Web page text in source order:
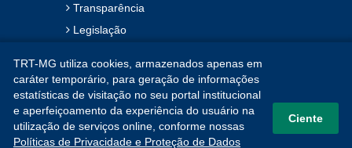
Transparência
Legislação
Contato
Mapa do Site
TRT-MG utiliza cookies, armazenados apenas em
caráter temporário, para geração de informações
estatísticas de visitação no seu portal institucional
e aperfeiçoamento da experiência do usuário na
utilização de serviços online, conforme nossas
Políticas de Privacidade e Proteção de Dados
Ciente